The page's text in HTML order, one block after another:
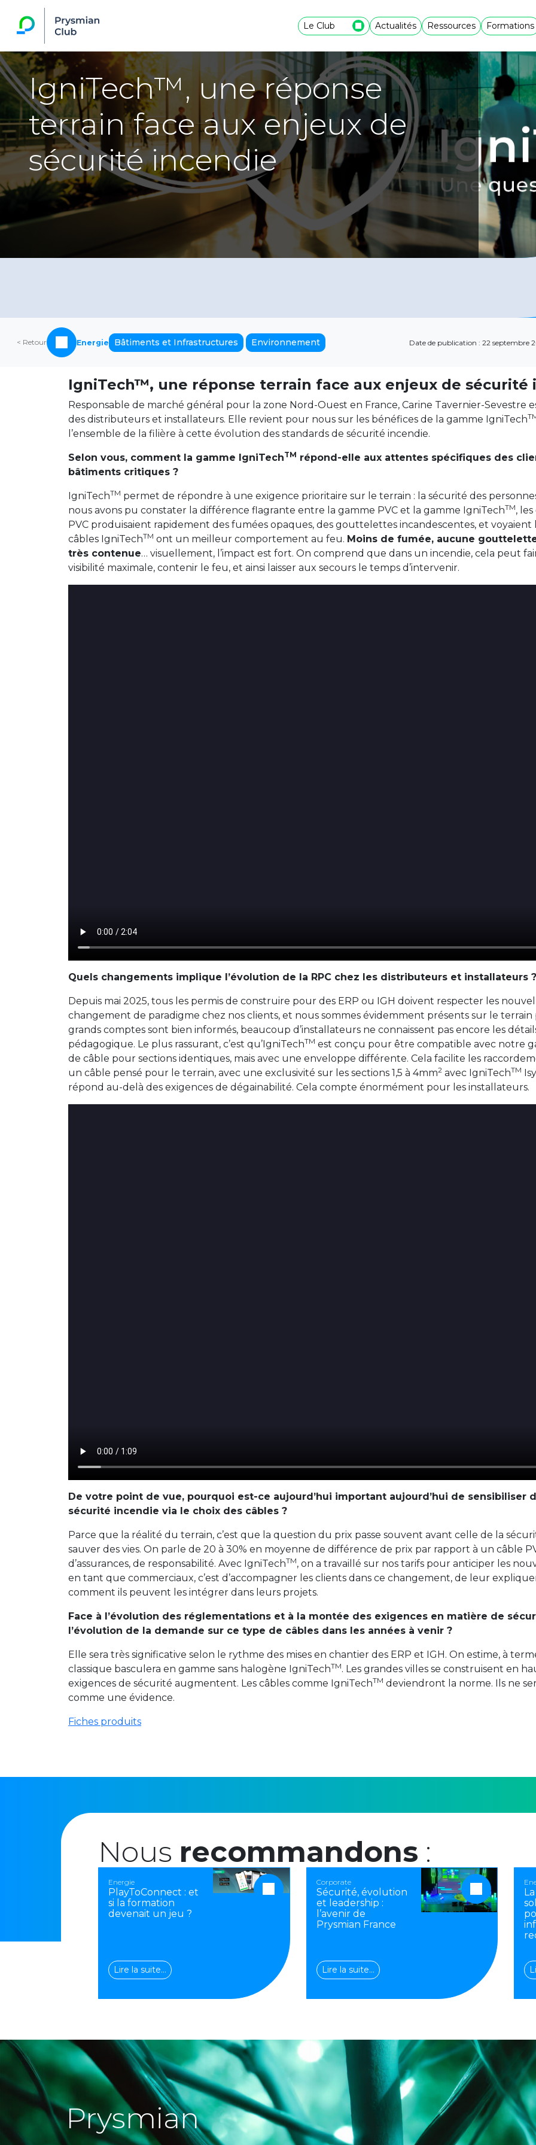
Le Club Actualités Ressources Formations
IgniTech™, une réponse
terrain face aux enjeux de
sécurité incendie
< Retour Energie Bâtiments et Infrastructures Environnement
IgniTech™, une réponse terrain face aux enjeux de sécurité
Responsable de marché général pour la zone Nord-Ouest en France, Carine Tavernier-Sevestre
des distributeurs et installateurs. Elle revient pour nous sur les bénéfices de la gamme IgniTech
l’ensemble de la filière à cette évolution des standards de sécurité incendie.
Selon vous, comment la gamme IgniTechTM répond-elle aux attentes spécifiques des
bâtiments critiques ?
IgniTechTM permet de répondre à une exigence prioritaire sur le terrain : la sécurité des personnes
nous avons pu constater la différence flagrante entre la gamme PVC et la gamme IgniTechTM,
PVC produisaient rapidement des fumées opaques, des gouttelettes incandescentes, et
câbles IgniTechTM ont un meilleur comportement au feu. Moins de fumée, aucune
très contenue… visuellement, l’impact est fort. On comprend que dans un incendie, cela peut
visibilité maximale, contenir le feu, et ainsi laisser aux secours le temps d’intervenir.
Quels changements implique l’évolution de la RPC chez les distributeurs et installateurs ?
Depuis mai 2025, tous les permis de construire pour des ERP ou IGH doivent respecter les
changement de paradigme chez nos clients, et nous sommes évidemment présents sur le
grands comptes sont bien informés, beaucoup d’installateurs ne connaissent pas encore les
pédagogique. Le plus rassurant, c’est qu’IgniTechTM est conçu pour être compatible avec notre
de câble pour sections identiques, mais avec une enveloppe différente. Cela facilite les
un câble pensé pour le terrain, avec une exclusivité sur les sections 1,5 à 4mm2 avec IgniTechTM
répond au-delà des exigences de dégainabilité. Cela compte énormément pour les installateurs.
De votre point de vue, pourquoi est-ce aujourd’hui important aujourd’hui de sensibiliser
sécurité incendie via le choix des câbles ?
Parce que la réalité du terrain, c’est que la question du prix passe souvent avant celle de la
sauver des vies. On parle de 20 à 30% en moyenne de différence de prix par rapport à un câble
d’assurances, de responsabilité. Avec IgniTechTM, on a travaillé sur nos tarifs pour anticiper les
en tant que commerciaux, c’est d’accompagner les clients dans ce changement, de leur
comment ils peuvent les intégrer dans leurs projets.
Face à l’évolution des réglementations et à la montée des exigences en matière de
l’évolution de la demande sur ce type de câbles dans les années à venir ?
Elle sera très significative selon le rythme des mises en chantier des ERP et IGH. On estime, à
classique basculera en gamme sans halogène IgniTechTM. Les grandes villes se construisent en
exigences de sécurité augmentent. Les câbles comme IgniTechTM deviendront la norme. Ils ne
comme une évidence.
Fiches produits
Date de publication : 22 septembre
Nous recommandons :
Energie
PlayToConnect : et
si la formation
devenait un jeu ?
Lire la suite…
Corporate
Sécurité, évolution
et leadership :
l’avenir de
Prysmian France
Lire la suite…
Prysmian